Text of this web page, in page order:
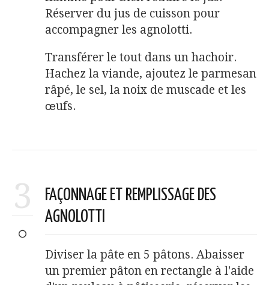
Réserver du jus de cuisson pour
accompagner les agnolotti.
Transférer le tout dans un hachoir.
Hachez la viande, ajoutez le parmesan
râpé, le sel, la noix de muscade et les
œufs.
3
FAÇONNAGE ET REMPLISSAGE DES
AGNOLOTTI
Diviser la pâte en 5 pâtons. Abaisser
un premier pâton en rectangle à l'aide